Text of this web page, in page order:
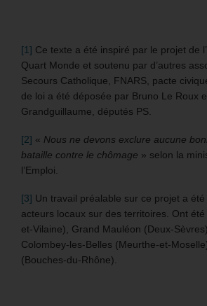
[1] Ce texte a été inspiré par le projet de
Quart Monde et soutenu par d’autres
Secours Catholique, FNARS, pacte
de loi a été déposée par Bruno Le Roux
Grandguillaume, députés PS.
[2] « Nous ne devons exclure aucune
bataille contre le chômage » selon la
l’Emploi.
[3] Un travail préalable sur ce projet a
acteurs locaux sur des territoires. Ont
et-Vilaine), Grand Mauléon (Deux-
Colombey-les-Belles (Meurthe-et-
(Bouches-du-Rhône).